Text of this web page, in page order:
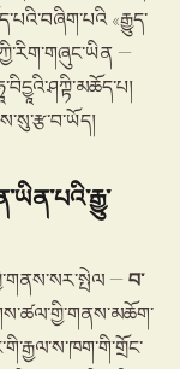
«རྒྱུད་
—
— བ་